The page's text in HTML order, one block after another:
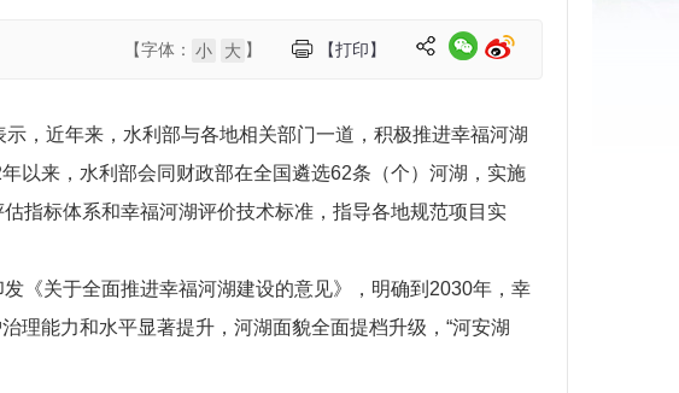
【打印】
【字体： 小 大 】
，近年来，水利部与各地相关部门一道，积极推进幸福河湖
以来，水利部会同财政部在全国遴选62条（个）河湖，实施
指标体系和幸福河湖评价技术标准，指导各地规范项目实
《关于全面推进幸福河湖建设的意见》，明确到2030年，幸
理能力和水平显著提升，河湖面貌全面提档升级，“河安湖